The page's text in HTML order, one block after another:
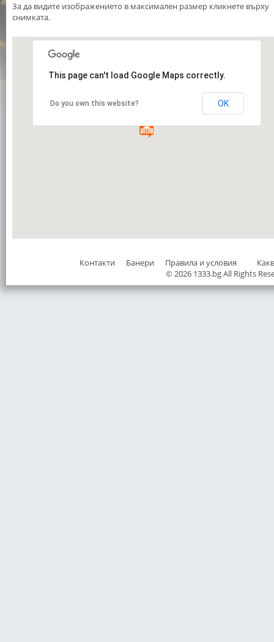
За да видите изображението в максимален размер кликнете върху
снимката.
This page can't load Google Maps correctly.
Do you own this website? OK
Контакти Банери Правила и условия
© 2026 1333.bg All Rights